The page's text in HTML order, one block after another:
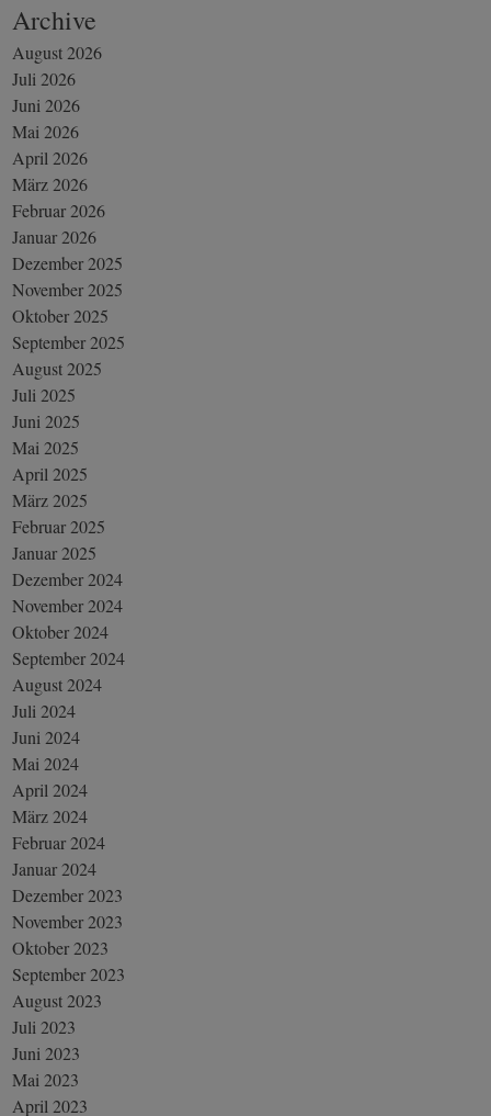
Archive
August 2026
Juli 2026
Juni 2026
Mai 2026
April 2026
März 2026
Februar 2026
Januar 2026
Dezember 2025
November 2025
Oktober 2025
September 2025
August 2025
Juli 2025
Juni 2025
Mai 2025
April 2025
März 2025
Februar 2025
Januar 2025
Dezember 2024
November 2024
Oktober 2024
September 2024
August 2024
Juli 2024
Juni 2024
Mai 2024
April 2024
März 2024
Februar 2024
Januar 2024
Dezember 2023
November 2023
Oktober 2023
September 2023
August 2023
Juli 2023
Juni 2023
Mai 2023
April 2023